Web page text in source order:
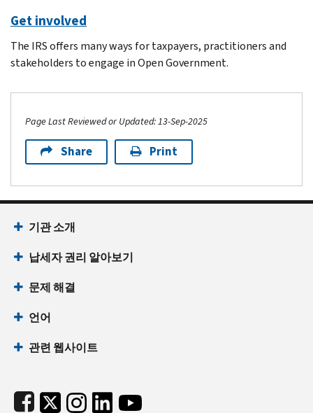
Get involved
The IRS offers many ways for taxpayers, practitioners and
stakeholders to engage in Open Government.
Page Last Reviewed or Updated: 13-Sep-2025
Share Print
Footer Navigation
기관 소개
납세자 권리 알아보기
문제 해결
언어
관련 웹사이트